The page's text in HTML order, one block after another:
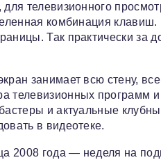
телевизионного
комбинация
Так практически
занимает всю стену,
программ
и актуальные
в видеотеке.
2008 года — неделя на